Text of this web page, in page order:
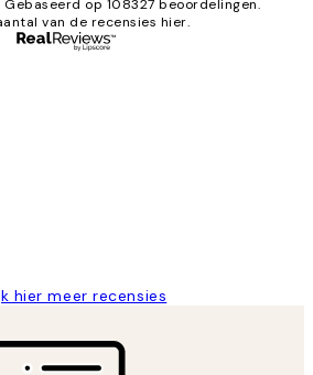
Gebaseerd op 108327 beoordelingen.
van de recensies hier.
hier meer recensies